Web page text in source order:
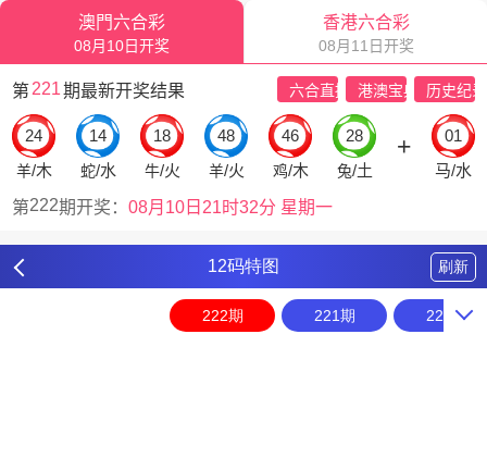
12码特图 刷新
222期 221期 220期